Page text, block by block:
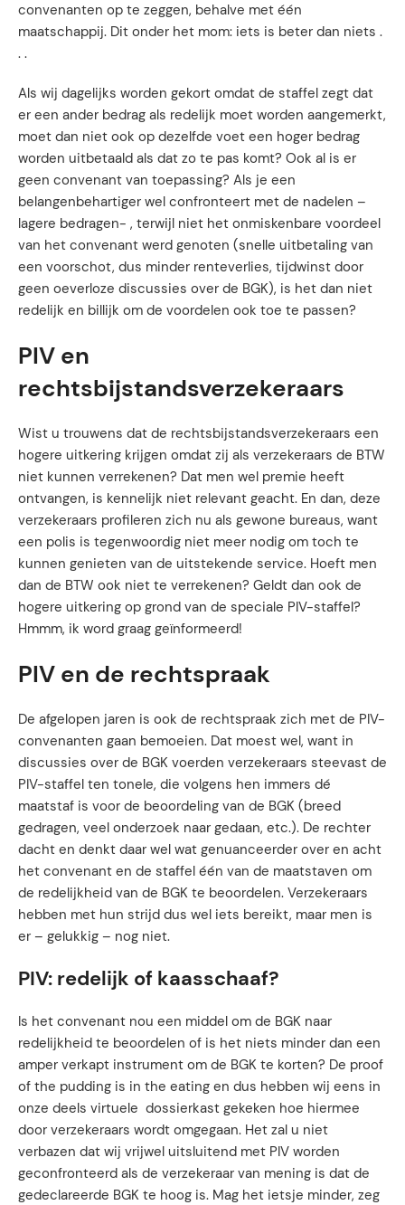
convenanten op te zeggen, behalve met één
maatschappij. Dit onder het mom: iets is beter dan niets .
. .
Als wij dagelijks worden gekort omdat de staffel zegt dat
er een ander bedrag als redelijk moet worden aangemerkt,
moet dan niet ook op dezelfde voet een hoger bedrag
worden uitbetaald als dat zo te pas komt? Ook al is er
geen convenant van toepassing? Als je een
belangenbehartiger wel confronteert met de nadelen –
lagere bedragen- , terwijl niet het onmiskenbare voordeel
van het convenant werd genoten (snelle uitbetaling van
een voorschot, dus minder renteverlies, tijdwinst door
geen oeverloze discussies over de BGK), is het dan niet
redelijk en billijk om de voordelen ook toe te passen?
PIV en
rechtsbijstandsverzekeraars
Wist u trouwens dat de rechtsbijstandsverzekeraars een
hogere uitkering krijgen omdat zij als verzekeraars de BTW
niet kunnen verrekenen? Dat men wel premie heeft
ontvangen, is kennelijk niet relevant geacht. En dan, deze
verzekeraars profileren zich nu als gewone bureaus, want
een polis is tegenwoordig niet meer nodig om toch te
kunnen genieten van de uitstekende service. Hoeft men
dan de BTW ook niet te verrekenen? Geldt dan ook de
hogere uitkering op grond van de speciale PIV-staffel?
Hmmm, ik word graag geïnformeerd!
PIV en de rechtspraak
De afgelopen jaren is ook de rechtspraak zich met de PIV-
convenanten gaan bemoeien. Dat moest wel, want in
discussies over de BGK voerden verzekeraars steevast de
PIV-staffel ten tonele, die volgens hen immers dé
maatstaf is voor de beoordeling van de BGK (breed
gedragen, veel onderzoek naar gedaan, etc.). De rechter
dacht en denkt daar wel wat genuanceerder over en acht
het convenant en de staffel één van de maatstaven om
de redelijkheid van de BGK te beoordelen. Verzekeraars
hebben met hun strijd dus wel iets bereikt, maar men is
er – gelukkig – nog niet.
PIV: redelijk of kaasschaaf?
Is het convenant nou een middel om de BGK naar
redelijkheid te beoordelen of is het niets minder dan een
amper verkapt instrument om de BGK te korten? De proof
of the pudding is in the eating en dus hebben wij eens in
onze deels virtuele dossierkast gekeken hoe hiermee
door verzekeraars wordt omgegaan. Het zal u niet
verbazen dat wij vrijwel uitsluitend met PIV worden
geconfronteerd als de verzekeraar van mening is dat de
gedeclareerde BGK te hoog is. Mag het ietsje minder, zeg